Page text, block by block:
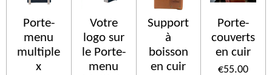
Porte-
menu
multiple
x
Votre
logo sur
le Porte-
menu
Support
à
boisson
en cuir
Porte-
couverts
en cuir
€55.00